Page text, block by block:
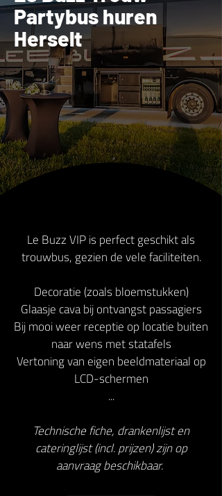
Partybus huren
Herselt
Le Buzz VIP is perfect geschikt als
trouwbus, gezien de vele faciliteiten.
Decoratie (zoals bloemstukken)
Glaasje cava bij ontvangst passagiers
Bij mooi weer receptie op locatie buiten
naar wens met statafels
Vertoning van eigen beeldmateriaal op
LCD-schermen
...
Technische fiche, drankenlijst en
cateringlijst (incl. prijzen) zijn op
aanvraag beschikbaar.